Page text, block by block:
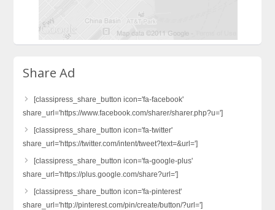
Share Ad
[classipress_share_button icon='fa-facebook'
share_url='https://www.facebook.com/sharer/sharer.php?u=']
[classipress_share_button icon='fa-twitter'
share_url='https://twitter.com/intent/tweet?text=&url=']
[classipress_share_button icon='fa-google-plus'
share_url='https://plus.google.com/share?url=']
[classipress_share_button icon='fa-pinterest'
share_url='http://pinterest.com/pin/create/button/?url=']